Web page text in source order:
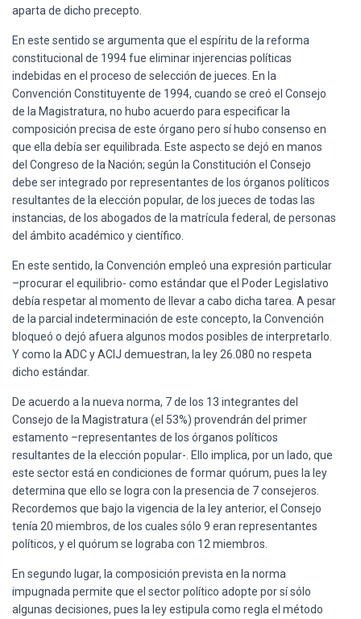
aparta de dicho precepto.
En este sentido se argumenta que el espíritu de la reforma
constitucional de 1994 fue eliminar injerencias políticas
indebidas en el proceso de selección de jueces. En la
Convención Constituyente de 1994, cuando se creó el Consejo
de la Magistratura, no hubo acuerdo para especificar la
composición precisa de este órgano pero sí hubo consenso en
que ella debía ser equilibrada. Este aspecto se dejó en manos
del Congreso de la Nación; según la Constitución el Consejo
debe ser integrado por representantes de los órganos políticos
resultantes de la elección popular, de los jueces de todas las
instancias, de los abogados de la matrícula federal, de personas
del ámbito académico y científico.
En este sentido, la Convención empleó una expresión particular
–procurar el equilibrio- como estándar que el Poder Legislativo
debía respetar al momento de llevar a cabo dicha tarea. A pesar
de la parcial indeterminación de este concepto, la Convención
bloqueó o dejó afuera algunos modos posibles de interpretarlo.
Y como la ADC y ACIJ demuestran, la ley 26.080 no respeta
dicho estándar.
De acuerdo a la nueva norma, 7 de los 13 integrantes del
Consejo de la Magistratura (el 53%) provendrán del primer
estamento –representantes de los órganos políticos
resultantes de la elección popular-. Ello implica, por un lado, que
este sector está en condiciones de formar quórum, pues la ley
determina que ello se logra con la presencia de 7 consejeros.
Recordemos que bajo la vigencia de la ley anterior, el Consejo
tenía 20 miembros, de los cuales sólo 9 eran representantes
políticos, y el quórum se lograba con 12 miembros.
En segundo lugar, la composición prevista en la norma
impugnada permite que el sector político adopte por sí sólo
algunas decisiones, pues la ley estipula como regla el método